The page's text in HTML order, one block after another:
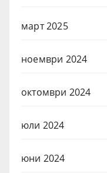
март 2025
ноември 2024
октомври 2024
юли 2024
юни 2024